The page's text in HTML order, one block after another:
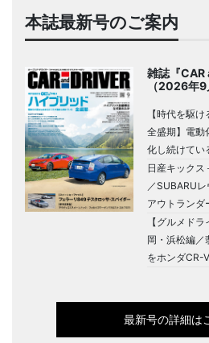
本誌最新号のご案内
雑誌『CAR
（2026年9
【時代を駆
全盛期】電動
化し続けてい
日産キックス
／SUBARU
アウトランダ
【グルメド
岡・浜松編／
をホンダCR-
最新号の詳細は